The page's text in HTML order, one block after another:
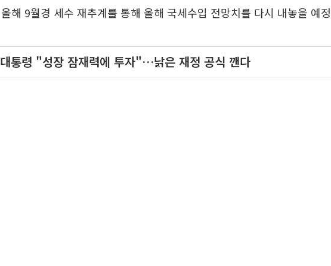
해 9월경 세수 재추계를 통해 올해 국세수입 전망치를 다시 내놓을 예
통령 "성장 잠재력에 투자"…낡은 재정 공식 깬다